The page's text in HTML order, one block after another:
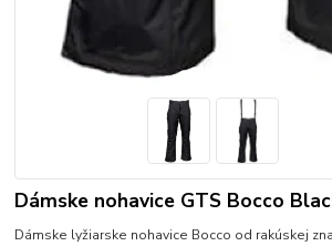
Dámske nohavice GTS Bocco
Dámske lyžiarske nohavice Bocco od rakúskej